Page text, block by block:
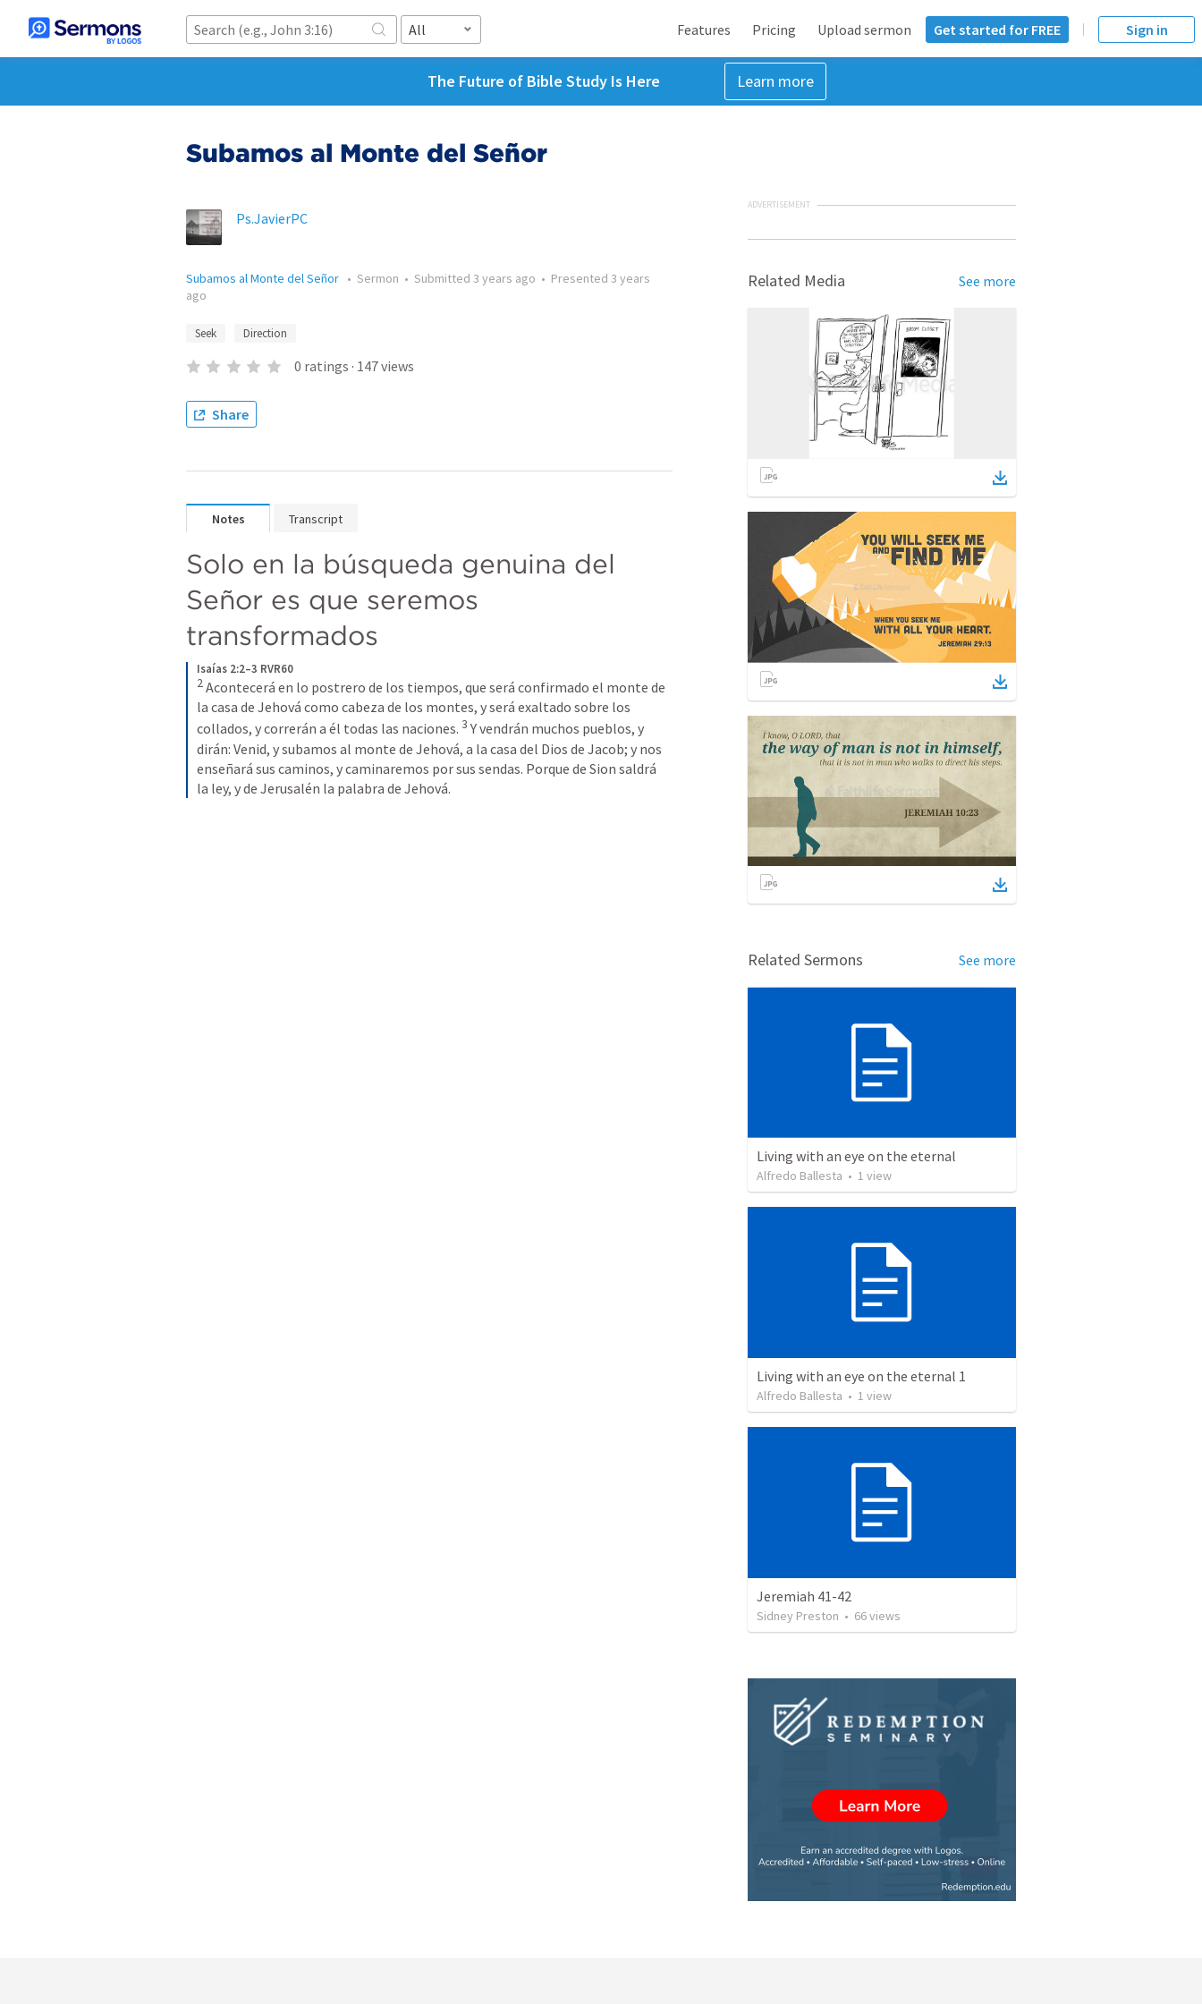
All Features Pricing Upload sermon Get started for FREE Sign in
The Future of Bible Study Is Here Learn more
Subamos al Monte del Señor
Ps.JavierPC
Subamos al Monte del Señor • Sermon • Submitted 3 years ago • Presented 3 years
ago
Seek Direction
0 ratings · 147views
Share
Notes Transcript
Solo en la búsqueda genuina del
Señor es que seremos
transformados
Isaías 2:2–3 RVR60
2 Acontecerá en lo postrero de los tiempos, que será confirmado el monte de
la casa de Jehová como cabeza de los montes, y será exaltado sobre los
collados, y correrán a él todas las naciones. 3 Y vendrán muchos pueblos, y
dirán: Venid, y subamos al monte de Jehová, a la casa del Dios de Jacob; y nos
enseñará sus caminos, y caminaremos por sus sendas. Porque de Sion saldrá
la ley, y de Jerusalén la palabra de Jehová.
ADVERTISEMENT
Related Media See more
Related Sermons See more
Living with an eye on the eternal
Alfredo Ballesta • 1 view
Living with an eye on the eternal 1
Alfredo Ballesta • 1 view
Jeremiah 41-42
Sidney Preston • 66views